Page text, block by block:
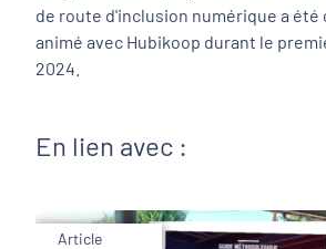
de route d'inclusion numérique a
animé avec Hubikoop durant le
2024.
En lien avec :
Article